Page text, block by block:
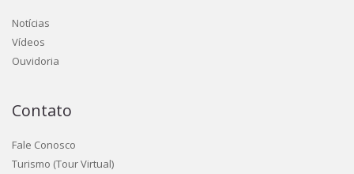
Notícias
Vídeos
Ouvidoria
Contato
Fale Conosco
Turismo (Tour Virtual)